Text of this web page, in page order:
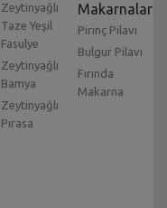
Zeytinyağlı
Taze Yeşil
Fasulye
Zeytinyağlı
Bamya
Zeytinyağlı
Pırasa
Makarnalar
Pirinç Pilavı
Bulgur Pilavı
Fırında
Makarna